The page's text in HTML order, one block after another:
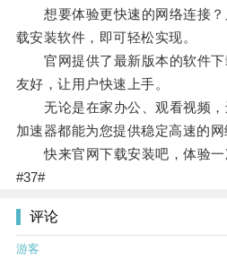
想要体验更快速的网络连接？
载安装软件，即可轻松实现。
官网提供了最新版本的软件下
友好，让用户快速上手。
无论是在家办公、观看视频，
加速器都能为您提供稳定高速的网
快来官网下载安装吧，体验一
#37#
评论
游客